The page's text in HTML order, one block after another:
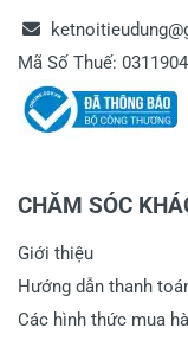
Mã Số Thuế:
CHĂM SÓC
Giới thiệu
Hướng dẫn thanh
Các hình thức mua